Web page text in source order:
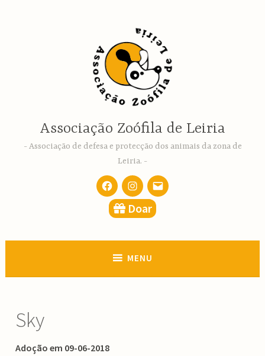
Associação Zoófila de Leiria
Associação de defesa e protecção dos animais da zona de
Leiria.
FacebookInstagram
email
Doar
MENU
Sky
Adoção em 09-06-2018